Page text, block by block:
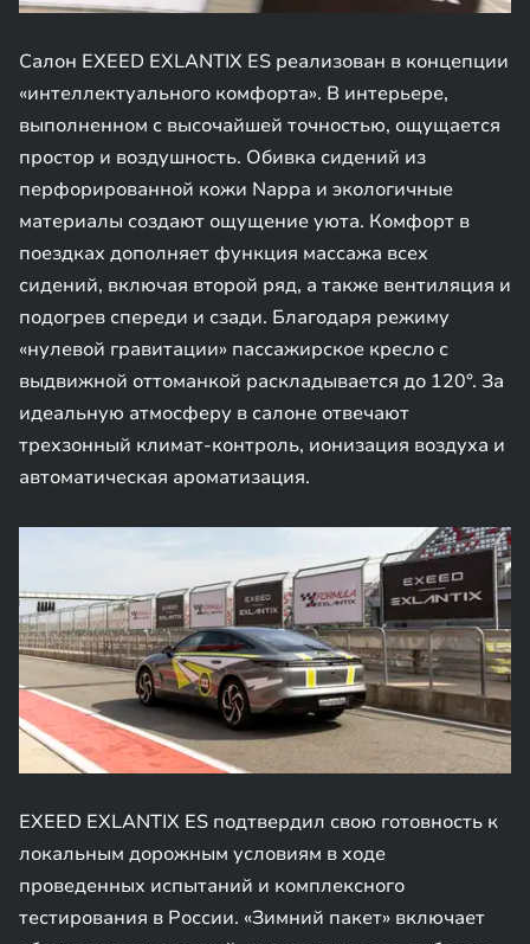
Салон EXEED EXLANTIX ES реализован в концепции
«интеллектуального комфорта». В интерьере,
выполненном с высочайшей точностью, ощущается
простор и воздушность. Обивка сидений из
перфорированной кожи Nappa и экологичные
материалы создают ощущение уюта. Комфорт в
поездках дополняет функция массажа всех
сидений, включая второй ряд, а также вентиляция и
подогрев спереди и сзади. Благодаря режиму
«нулевой гравитации» пассажирское кресло с
выдвижной оттоманкой раскладывается до 120°. За
идеальную атмосферу в салоне отвечают
трехзонный климат-контроль, ионизация воздуха и
автоматическая ароматизация.
EXEED EXLANTIX ES подтвердил свою готовность к
локальным дорожным условиям в ходе
проведенных испытаний и комплексного
тестирования в России. «Зимний пакет» включает